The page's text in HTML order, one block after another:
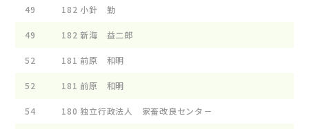
49 182 小針 勤
49 182 新海 益二郎
52 181 前原 和明
52 181 前原 和明
54 180 独立行政法人 家畜改良センタ－